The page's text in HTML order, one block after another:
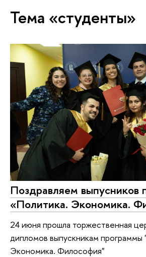
Тема «студенты»
Поздравляем выпусников
«Политика. Экономика.
24 июня прошла торжественная
дипломов выпускникам программы
Экономика. Философия"